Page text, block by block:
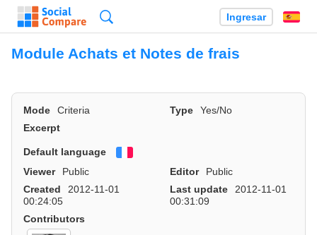
Ingresar
Module Achats et Notes de frais
Mode Criteria Type
Yes/No
Excerpt
Default language
Viewer
Public Editor
Public
Created
2012-11-01
00:24:05
Last update
2012-11-01
00:31:09
Contributors